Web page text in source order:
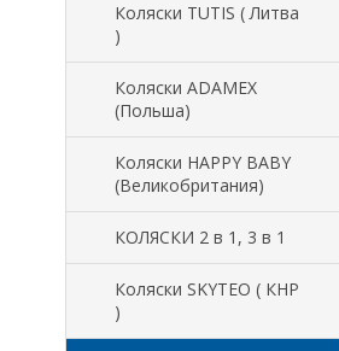
Коляски TUTIS ( Литва
)
Коляски ADAMEX
(Польша)
Коляски HAPPY BABY
(Великобритания)
КОЛЯСКИ 2 в 1, 3 в 1
Коляски SKYTEO ( КНР
)